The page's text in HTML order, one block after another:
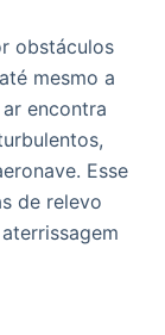
obstáculos
mesmo a
encontra
Esse
de relevo